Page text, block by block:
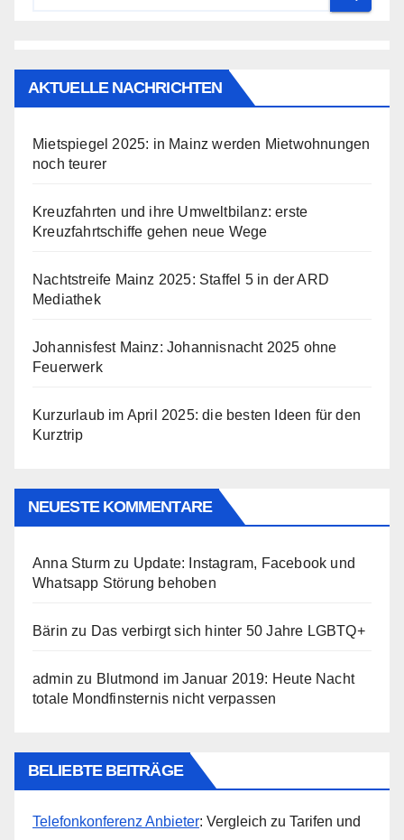
AKTUELLE NACHRICHTEN
Mietspiegel 2025: in Mainz werden Mietwohnungen
noch teurer
Kreuzfahrten und ihre Umweltbilanz: erste
Kreuzfahrtschiffe gehen neue Wege
Nachtstreife Mainz 2025: Staffel 5 in der ARD
Mediathek
Johannisfest Mainz: Johannisnacht 2025 ohne
Feuerwerk
Kurzurlaub im April 2025: die besten Ideen für den
Kurztrip
NEUESTE KOMMENTARE
Anna Sturm zu Update: Instagram, Facebook und
Whatsapp Störung behoben
Bärin zu Das verbirgt sich hinter 50 Jahre LGBTQ+
admin zu Blutmond im Januar 2019: Heute Nacht
totale Mondfinsternis nicht verpassen
BELIEBTE BEITRÄGE
Telefonkonferenz Anbieter: Vergleich zu Tarifen und